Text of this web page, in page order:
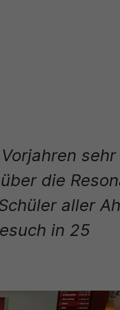
die
aller
in 25